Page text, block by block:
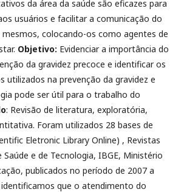
da área da saúde são eficazes para
usuários e facilitar a comunicação do
colocando-os como agentes de
Objetivo: Evidenciar a importância do
da gravidez precoce e identificar os
utilizados na prevenção da gravidez e
pode ser útil para o trabalho do
: Revisão de literatura, exploratória,
Foram utilizados 28 bases de
Eletronic Library Online) , Revistas
e de Tecnologia, IBGE, Ministério
publicados no período de 2007 a
identificamos que o atendimento do